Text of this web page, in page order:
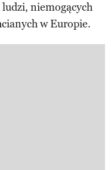
niemogących
w Europie.